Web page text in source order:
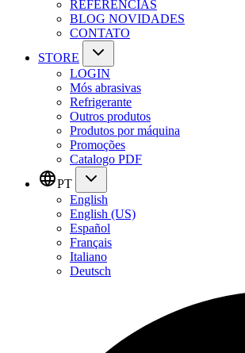
REFERÊNCIAS
BLOG NOVIDADES
CONTATO
STORE
LOGIN
Mós abrasivas
Refrigerante
Outros produtos
Produtos por máquina
Promoções
Catalogo PDF
PT
English
English (US)
Español
Français
Italiano
Deutsch